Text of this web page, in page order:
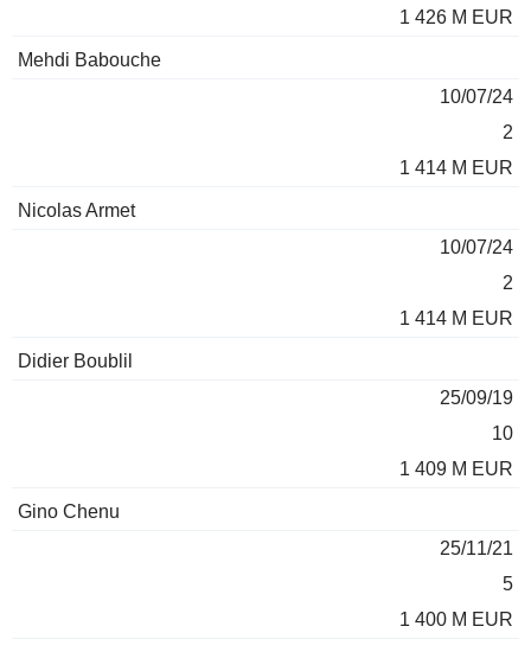
1 426 M EUR
Mehdi Babouche
10/07/24
2
1 414 M EUR
Nicolas Armet
10/07/24
2
1 414 M EUR
Didier Boublil
25/09/19
10
1 409 M EUR
Gino Chenu
25/11/21
5
1 400 M EUR